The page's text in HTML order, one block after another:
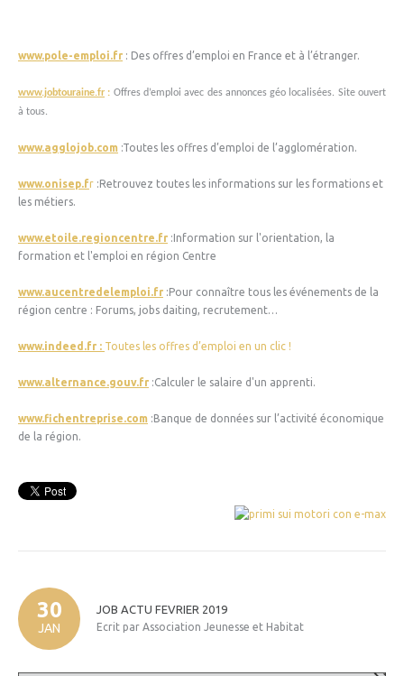
www.pole-emploi.fr : Des offres d’emploi en France et à l’étranger.
www.jobtouraine.fr : Offres d’emploi avec des annonces géo localisées. Site ouvert
à tous.
www.agglojob.com :Toutes les offres d’emploi de l’agglomération.
www.onisep.fr :Retrouvez toutes les informations sur les formations et
les métiers.
www.etoile.regioncentre.fr :Information sur l'orientation, la
formation et l'emploi en région Centre
www.aucentredelemploi.fr :Pour connaître tous les événements de la
région centre : Forums, jobs daiting, recrutement…
www.indeed.fr : Toutes les offres d’emploi en un clic !
www.alternance.gouv.fr :Calculer le salaire d'un apprenti.
www.fichentreprise.com :Banque de données sur l’activité économique
de la région.
30
JAN
JOB ACTU FEVRIER 2019
Ecrit par Association Jeunesse et Habitat